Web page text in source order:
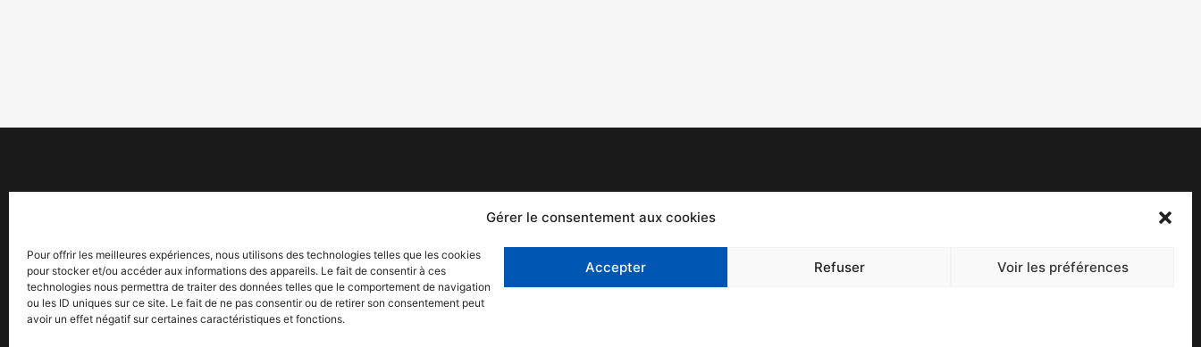
Gérer le consentement aux cookies
Pour offrir les meilleures expériences, nous utilisons des technologies telles que les cookies
pour stocker et/ou accéder aux informations des appareils. Le fait de consentir à ces
technologies nous permettra de traiter des données telles que le comportement de navigation
ou les ID uniques sur ce site. Le fait de ne pas consentir ou de retirer son consentement peut
avoir un effet négatif sur certaines caractéristiques et fonctions.
Accepter Refuser Voir les préférences
Mentions légales
Politique de confidentialité